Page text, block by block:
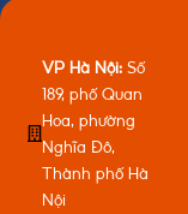
VP Hà Nội: Số
189, phố Quan
Hoa, phường
Nghĩa Đô,
Thành phố Hà
Nội